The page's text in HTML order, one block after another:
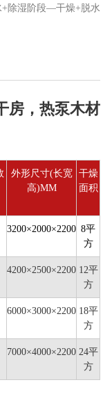
除湿阶段—干燥+脱水
房，热泵木材
外形尺寸(长宽
高)MM
干燥
面积
3200×2000×2200 8平
方
4200×2500×2200 12平
方
6000×3000×2200 18平
方
7000×4000×2200 24平
方